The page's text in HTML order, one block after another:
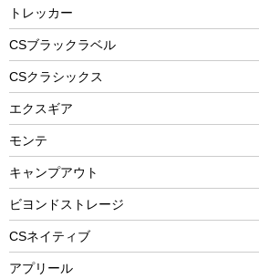
ステンレスボトル
フードボトル
トレー
ランチョンマット
ランチボックス
スプレー関係
ツール、他
エアーポンプ
アクセサリー
自転車ウェア
パラソル
フローティングベスト
ヘルメット
エアーポンプ
ビーチテント
ウィンター
スノーシュー
防寒ウェア
トレッキング
防災用品
トレッカー
CSブラックラベル
CSクラシックス
エクスギア
モンテ
キャンプアウト
ビヨンドストレージ
CSネイティブ
アプリール